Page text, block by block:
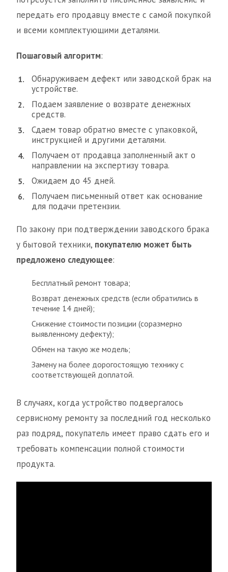
передать его продавцу вместе с самой покупкой
и всеми комплектующими деталями.
Пошаговый алгоритм:
Обнаруживаем дефект или заводской брак на
устройстве.
Подаем заявление о возврате денежных
средств.
Сдаем товар обратно вместе с упаковкой,
инструкцией и другими деталями.
Получаем от продавца заполненный акт о
направлении на экспертизу товара.
Ожидаем до 45 дней.
Получаем письменный ответ как основание
для подачи претензии.
По закону при подтверждении заводского брака
у бытовой техники, покупателю может быть
предложено следующее:
Бесплатный ремонт товара;
Возврат денежных средств (если обратились в
течение 14 дней);
Снижение стоимости позиции (соразмерно
выявленному дефекту);
Обмен на такую же модель;
Замену на более дорогостоящую технику с
соответствующей доплатой.
В случаях, когда устройство подвергалось
сервисному ремонту за последний год несколько
раз подряд, покупатель имеет право сдать его и
требовать компенсации полной стоимости
продукта.